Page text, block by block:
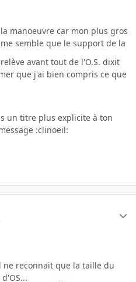
manoeuvre car mon plus gros
semble que le support de la
avant tout de l'O.S. dixit
que j'ai bien compris ce que
un titre plus explicite à ton
:clinoeil:
reconnait que la taille du